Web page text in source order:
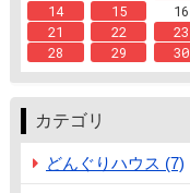
14
15 16
21
22 23
28
29 30
カテゴリ
どんぐりハウス (7)